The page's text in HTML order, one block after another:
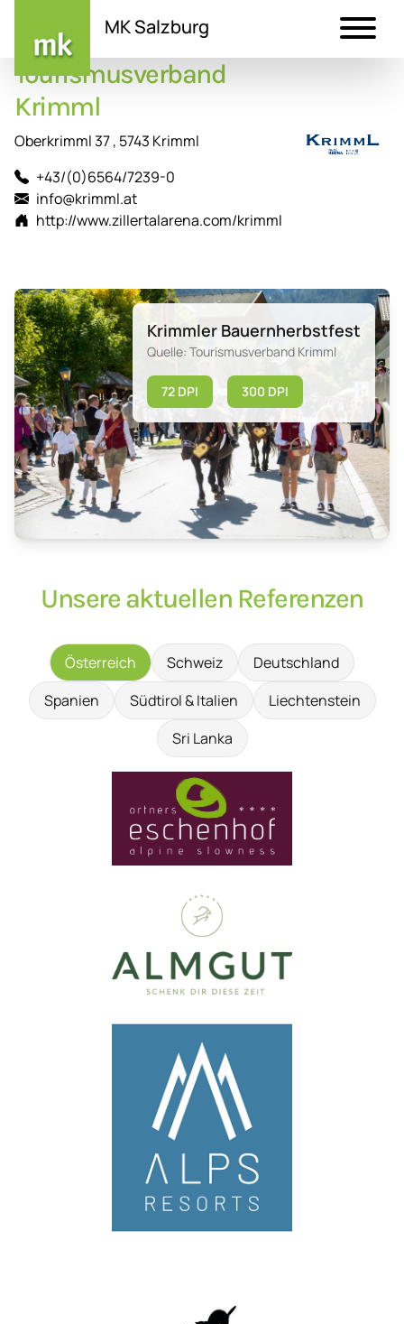
Inhalt
MK Salzburg
Tourismusverband
Krimml
Oberkrimml 37 , 5743 Krimml
+43/(0)6564/7239-0
info@krimml.at
http://www.zillertalarena.com/krimml
Krimmler Bauernherbstfest
Quelle: Tourismusverband Krimml
72 DPI 300 DPI
Unsere aktuellen Referenzen
Österreich Schweiz
Deutschland
Spanien
Südtirol & Italien
Liechtenstein
Sri Lanka